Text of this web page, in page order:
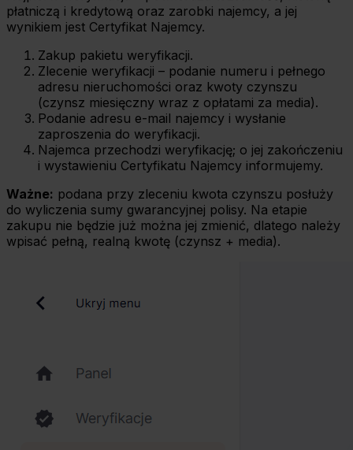
płatniczą i kredytową oraz zarobki najemcy, a jej
wynikiem jest Certyfikat Najemcy.
Zakup pakietu weryfikacji.
Zlecenie weryfikacji – podanie numeru i pełnego
adresu nieruchomości oraz kwoty czynszu
(czynsz miesięczny wraz z opłatami za media).
Podanie adresu e-mail najemcy i wysłanie
zaproszenia do weryfikacji.
Najemca przechodzi weryfikację; o jej zakończeniu
i wystawieniu Certyfikatu Najemcy informujemy.
Ważne: podana przy zleceniu kwota czynszu posłuży
do wyliczenia sumy gwarancyjnej polisy. Na etapie
zakupu nie będzie już można jej zmienić, dlatego należy
wpisać pełną, realną kwotę (czynsz + media).